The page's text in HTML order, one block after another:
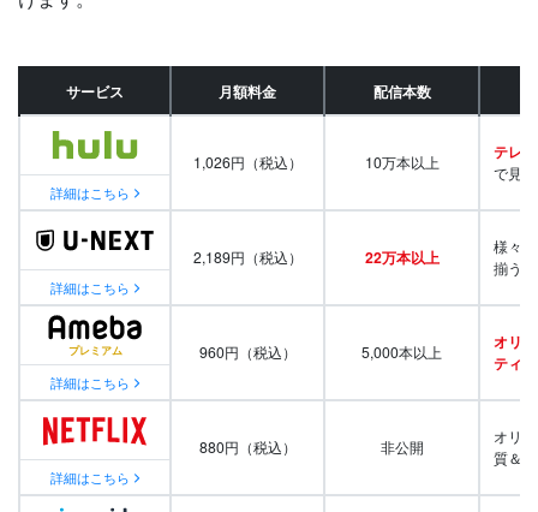
サービス 月額料金 配信本数
詳細はこちら
1,026円（税込） 10万本以上 テレビ
で見
詳細はこちら
2,189円（税込） 22万本以上
様々
揃う
詳細はこちら
960円（税込） 5,000本以上
オリ
ティ
詳細はこちら
880円（税込） 非公開
オリ
質＆